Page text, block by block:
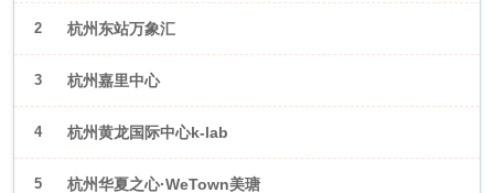
2 杭州东站万象汇
3 杭州嘉里中心
4 杭州黄龙国际中心k-lab
5 杭州华夏之心·WeTown美瑭